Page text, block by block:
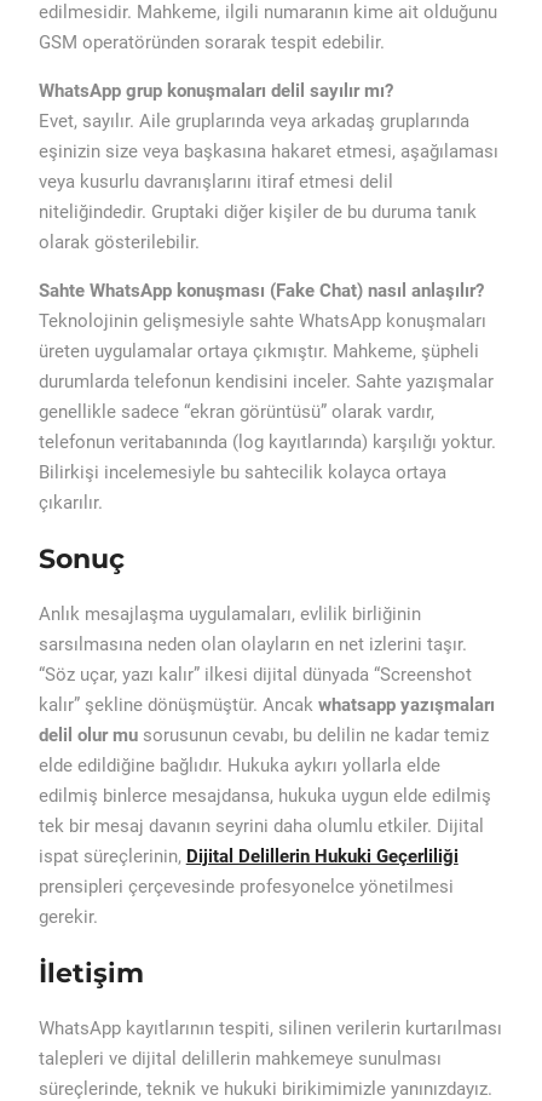
edilmesidir. Mahkeme, ilgili numaranın kime ait olduğunu
GSM operatöründen sorarak tespit edebilir.
WhatsApp grup konuşmaları delil sayılır mı?
Evet, sayılır. Aile gruplarında veya arkadaş gruplarında
eşinizin size veya başkasına hakaret etmesi, aşağılaması
veya kusurlu davranışlarını itiraf etmesi delil
niteliğindedir. Gruptaki diğer kişiler de bu duruma tanık
olarak gösterilebilir.
Sahte WhatsApp konuşması (Fake Chat) nasıl anlaşılır?
Teknolojinin gelişmesiyle sahte WhatsApp konuşmaları
üreten uygulamalar ortaya çıkmıştır. Mahkeme, şüpheli
durumlarda telefonun kendisini inceler. Sahte yazışmalar
genellikle sadece “ekran görüntüsü” olarak vardır,
telefonun veritabanında (log kayıtlarında) karşılığı yoktur.
Bilirkişi incelemesiyle bu sahtecilik kolayca ortaya
çıkarılır.
Sonuç
Anlık mesajlaşma uygulamaları, evlilik birliğinin
sarsılmasına neden olan olayların en net izlerini taşır.
“Söz uçar, yazı kalır” ilkesi dijital dünyada “Screenshot
kalır” şekline dönüşmüştür. Ancak whatsapp yazışmaları
delil olur musorusunun cevabı, bu delilin ne kadar temiz
elde edildiğine bağlıdır. Hukuka aykırı yollarla elde
edilmiş binlerce mesajdansa, hukuka uygun elde edilmiş
tek bir mesaj davanın seyrini daha olumlu etkiler. Dijital
ispat süreçlerinin, Dijital Delillerin Hukuki Geçerliliği
prensipleri çerçevesinde profesyonelce yönetilmesi
gerekir.
İletişim
WhatsApp kayıtlarının tespiti, silinen verilerin kurtarılması
talepleri ve dijital delillerin mahkemeye sunulması
süreçlerinde, teknik ve hukuki birikimimizle yanınızdayız.